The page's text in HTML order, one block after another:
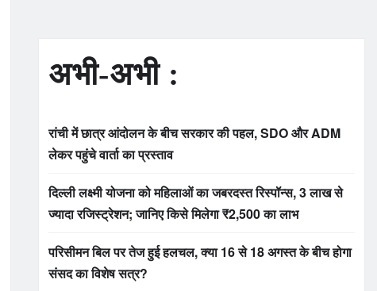
अभी-अभी :
रांची में छात्र आंदोलन के बीच सरकार की पहल, SDO और ADM
लेकर पहुंचे वार्ता का प्रस्ताव
दिल्ली लक्ष्मी योजना को महिलाओं का जबरदस्त रिस्पॉन्स, 3 लाख से
ज्यादा रजिस्ट्रेशन; जानिए किसे मिलेगा ₹2,500 का लाभ
परिसीमन बिल पर तेज हुई हलचल, क्या 16 से 18 अगस्त के बीच होगा
संसद का विशेष सत्र?